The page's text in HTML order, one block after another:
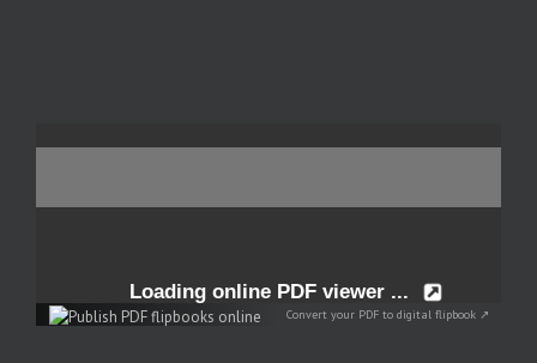
Convert your PDF to digital flipbook ↗